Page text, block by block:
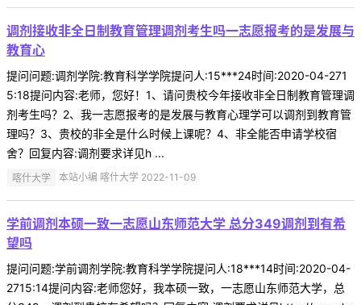
调剂接收非全日制教育管理调剂考生吗一志愿报考的是发展与
教育心
提问问题:调剂学院:教育科学学院提问人:15***24时间:2020-04-271
5:18提问内容:老师，您好！1、请问贵校今年接收非全日制教育管理调
剂考生吗？2、我一志愿报考的是发展与教育心理学可以调剂到教育管
理吗？3、贵校的非全是什么时候上课呢？4、非全能否申请学校宿
舍？回复内容:调剂要求详见h ...
喀什大学 本站小编 喀什大学 2022-11-09
学前调剂本硕一致一志愿山东师范大学 总分349调剂到有希
望吗
提问问题:学前调剂学院:教育科学学院提问人:18***14时间:2020-04-
2715:14提问内容:老师您好，我本硕一致，一志愿山东师范大学，总